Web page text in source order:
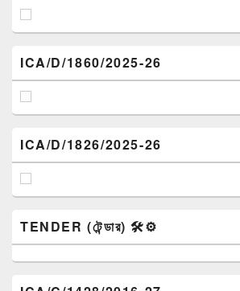
ICA/D/1860/2025-26
ICA/D/1826/2025-26
TENDER (টেন্ডার) 🛠️⚙️